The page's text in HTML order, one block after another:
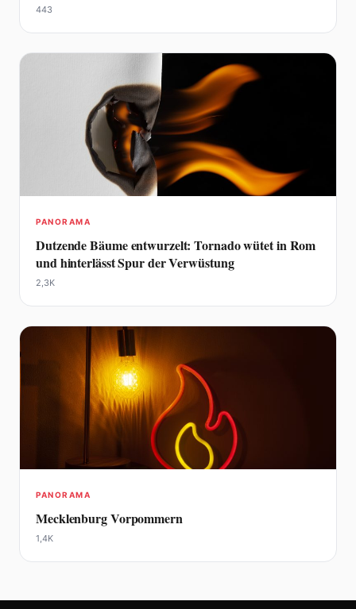
443
PANORAMA
Dutzende Bäume entwurzelt: Tornado wütet in Rom
und hinterlässt Spur der Verwüstung
2,3K
PANORAMA
Mecklenburg Vorpommern
1,4K